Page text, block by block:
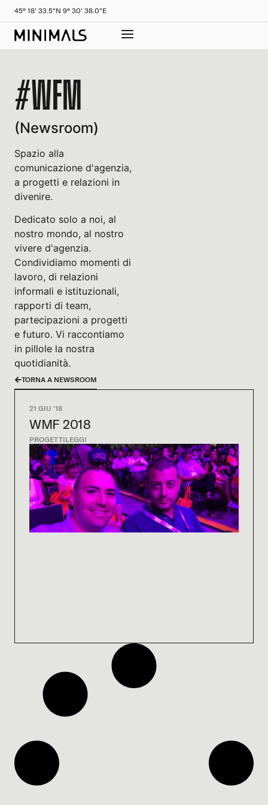
45° 18' 33.5"N 9° 30' 38.0"E
#WFM
(Newsroom)
Spazio alla
comunicazione d'agenzia,
a progetti e relazioni in
divenire.
Dedicato solo a noi, al
nostro mondo, al nostro
vivere d'agenzia.
Condividiamo momenti di
lavoro, di relazioni
informali e istituzionali,
rapporti di team,
partecipazioni a progetti
e futuro. Vi raccontiamo
in pillole la nostra
quotidianità.
TORNA A NEWSROOM
21 GIU '18
WMF 2018
PROGETTILEGGI